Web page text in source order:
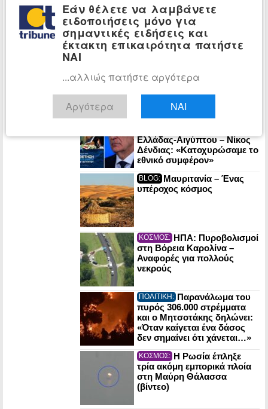
ευθεία ο υπερ-πύργος Trump
στο Ντουμπάι: Υπεγράφη η
σύμβαση για το έργο του 1
δισ. δολαρίων
είναι μάχη διαρκείας – Νέα
παρέμβασης»
ΠΟΛΙΤΙΚΗ: Έξι χρόνια από τη
Ελλάδας-Αιγύπτου – Νίκος
Δένδιας: «Κατοχυρώσαμε το
εθνικό συμφέρον»
BLOG: Μαυριτανία – Ένας
υπέροχος κόσμος
ΚΟΣΜΟΣ: ΗΠΑ: Πυροβολισμοί
στη Βόρεια Καρολίνα –
Αναφορές για πολλούς
νεκρούς
ΠΟΛΙΤΙΚΗ: Παρανάλωμα του
πυρός 306.000 στρέμματα
και ο Μητσοτάκης δηλώνει:
«Όταν καίγεται ένα δάσος
δεν σημαίνει ότι χάνεται…»
ΚΟΣΜΟΣ: Η Ρωσία έπληξε
τρία ακόμη εμπορικά πλοία
στη Μαύρη Θάλασσα
(βίντεο)
Εάν θέλετε να λαμβάνετε
ειδοποιήσεις μόνο για
σημαντικές ειδήσεις και
έκτακτη επικαιρότητα πατήστε
ΝΑΙ
...αλλιώς πατήστε αργότερα
Αργότερα ΝΑΙ